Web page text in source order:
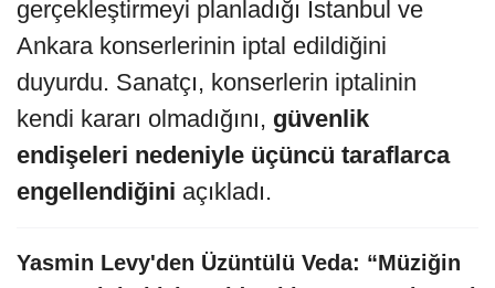
gerçekleştirmeyi planladığı İstanbul ve
Ankara konserlerinin iptal edildiğini
duyurdu. Sanatçı, konserlerin iptalinin
kendi kararı olmadığını, güvenlik
endişeleri nedeniyle üçüncü taraflarca
engellendiğini açıkladı.
Yasmin Levy'den Üzüntülü Veda: “Müziğin